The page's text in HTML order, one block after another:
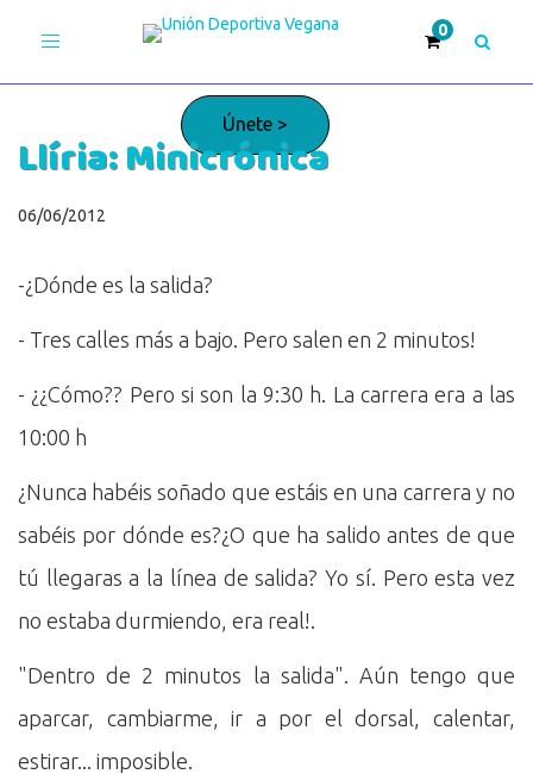
Toggle
Únete >
Llíria: Minicrónica
06/06/2012
-¿Dónde es la salida?
- Tres calles más a bajo. Pero salen en 2 minutos!
- ¿¿Cómo?? Pero si son la 9:30 h. La carrera era a las
10:00 h
¿Nunca habéis soñado que estáis en una carrera y no
sabéis por dónde es?¿O que ha salido antes de que
tú llegaras a la línea de salida? Yo sí. Pero esta vez
no estaba durmiendo, era real!.
"Dentro de 2 minutos la salida". Aún tengo que
aparcar, cambiarme, ir a por el dorsal, calentar,
estirar... imposible.